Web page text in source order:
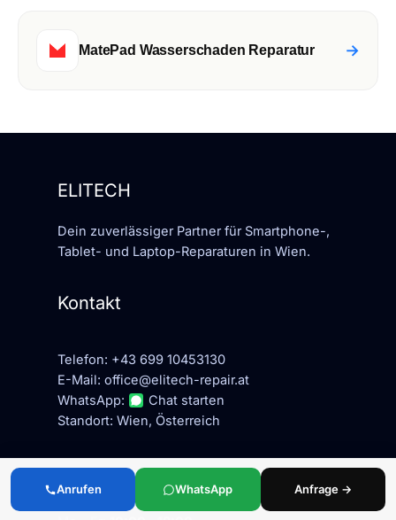
MatePad Wasserschaden Reparatur →
ELITECH
Dein zuverlässiger Partner für Smartphone-,
Tablet- und Laptop-Reparaturen in Wien.
Kontakt
Telefon: +43 699 10453130
E-Mail: office@elitech-repair.at
WhatsApp:
Chat starten
Standort: Wien, Österreich
Öffnungszeiten
Anrufen WhatsApp Anfrage →